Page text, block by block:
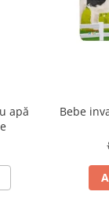
apă
Bebe